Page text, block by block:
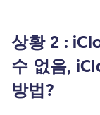
상황 2 :
수 없음,
방법?